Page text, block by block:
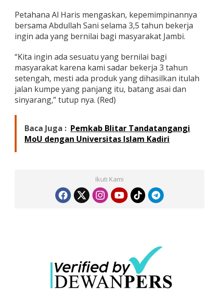
Petahana Al Haris mengaskan, kepemimpinannya
bersama Abdullah Sani selama 3,5 tahun bekerja
ingin ada yang bernilai bagi masyarakat Jambi.
“Kita ingin ada sesuatu yang bernilai bagi
masyarakat karena kami sadar bekerja 3 tahun
setengah, mesti ada produk yang dihasilkan itulah
jalan kumpe yang panjang itu, batang asai dan
sinyarang,” tutup nya. (Red)
Baca Juga : Pemkab Blitar Tandatangangi
MoU dengan Universitas Islam Kadiri
Ikuti Kami